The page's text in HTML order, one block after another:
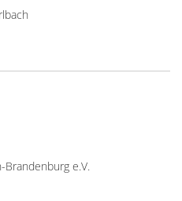
Brandenburg e.V.